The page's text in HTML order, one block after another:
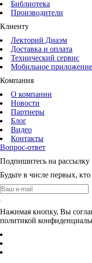
Библиотека
Производители
Клиенту
Лекторий Диаэм
Доставка и оплата
Технический сервис
Мобильное приложение
Компания
О компании
Новости
Партнеры
Блог
Видео
Контакты
Вопрос-ответ
Подпишитесь на рассылку
Будьте в числе первых,
Нажимая кнопку, Вы
политикой